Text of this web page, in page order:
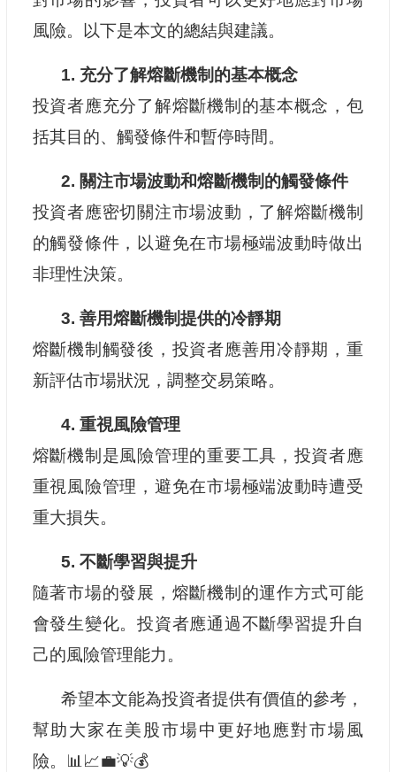
風險。以下是本文的總結與建議。
1. 充分了解熔斷機制的基本概念
投資者應充分了解熔斷機制的基本概念，包
括其目的、觸發條件和暫停時間。
2. 關注市場波動和熔斷機制的觸發條件
投資者應密切關注市場波動，了解熔斷機制
的觸發條件，以避免在市場極端波動時做出
非理性決策。
3. 善用熔斷機制提供的冷靜期
熔斷機制觸發後，投資者應善用冷靜期，重
新評估市場狀況，調整交易策略。
4. 重視風險管理
熔斷機制是風險管理的重要工具，投資者應
重視風險管理，避免在市場極端波動時遭受
重大損失。
5. 不斷學習與提升
隨著市場的發展，熔斷機制的運作方式可能
會發生變化。投資者應通過不斷學習提升自
己的風險管理能力。
希望本文能為投資者提供有價值的參考，
幫助大家在美股市場中更好地應對市場風
險。📊📈💼💡💰